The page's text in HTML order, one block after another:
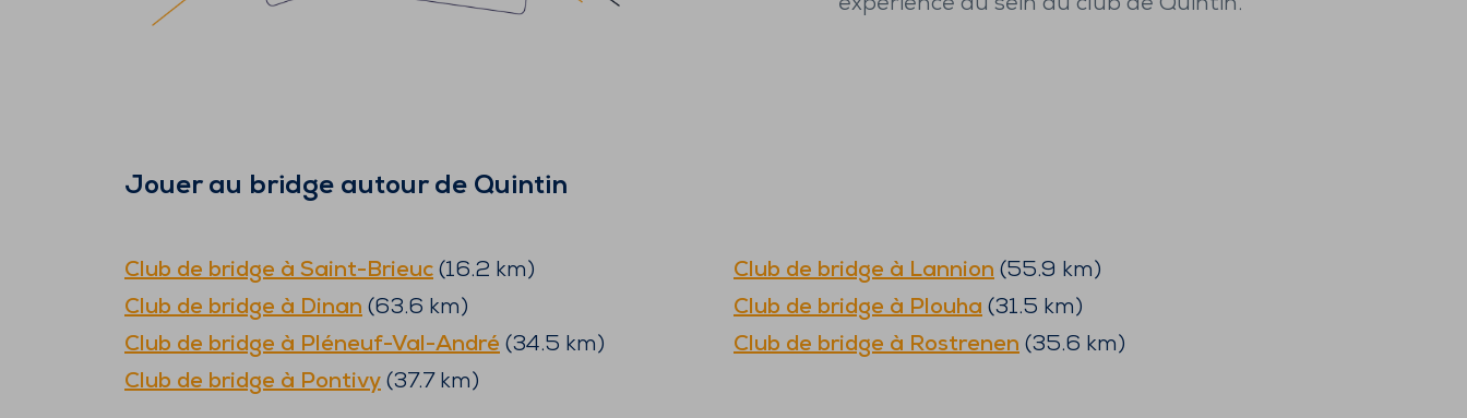
expérience au sein du club de Quintin.
Jouer au bridge autour de Quintin
Club de bridge à Saint-Brieuc (16.2 km) Club de bridge à Lannion (55.9 km)
Club de bridge à Dinan (63.6 km) Club de bridge à Plouha (31.5 km)
Club de bridge à Pléneuf-Val-André (34.5 km) Club de bridge à Rostrenen (35.6 km)
Club de bridge à Pontivy (37.7 km)